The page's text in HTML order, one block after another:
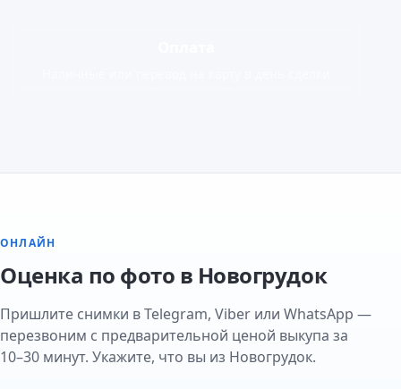
ОНЛАЙН
Оценка по фото в Новогрудок
Пришлите снимки в Telegram, Viber или WhatsApp —
перезвоним с предварительной ценой выкупа за
10–30 минут. Укажите, что вы из Новогрудок.